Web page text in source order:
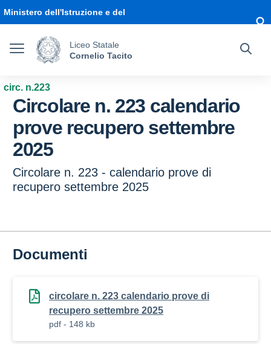
Ministero dell'Istruzione e del
Liceo Statale
Cornelio Tacito
circ. n.223
Circolare n. 223 calendario
prove recupero settembre
2025
Circolare n. 223 - calendario prove di
recupero settembre 2025
Documenti
circolare n. 223 calendario prove di
recupero settembre 2025
pdf - 148 kb